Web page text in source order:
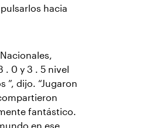
hacia
. 0 y 3 . 5 nivel
”, dijo. “Jugaron
fantástico.
en ese